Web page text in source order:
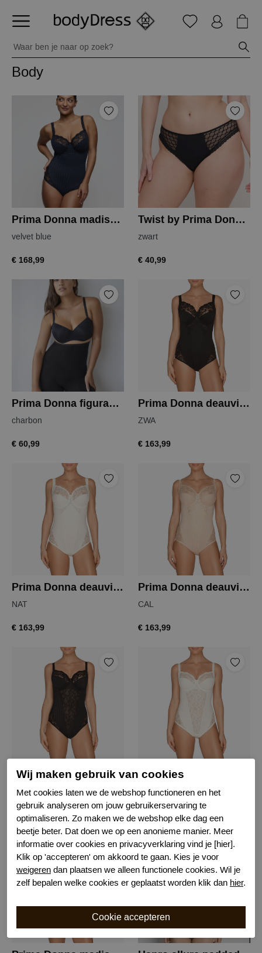
Body
Prima Donna madison body
velvet blue
€ 168,99
Twist by Prima Donna nako slip
zwart
€ 40,99
Prima Donna figuras body shaper
charbon
€ 60,99
Prima Donna deauville body
ZWA
€ 163,99
Prima Donna deauville body
NAT
€ 163,99
Prima Donna deauville body
CAL
€ 163,99
Prima Donna madison body
ZWA
€ 153,99
NAT
€ 153,99
-50%
Wij maken gebruik van cookies
Met cookies laten we de webshop functioneren en het
gebruik analyseren om jouw gebruikerservaring te
optimaliseren. Zo maken we de webshop elke dag een
beetje beter. Dat doen we op een anonieme manier. Meer
informatie over cookies en privacyverklaring vind je [hier].
Klik op 'accepteren' om akkoord te gaan. Kies je voor
weigeren dan plaatsen we alleen functionele cookies. Wil je
zelf bepalen welke cookies er geplaatst worden klik dan hier.